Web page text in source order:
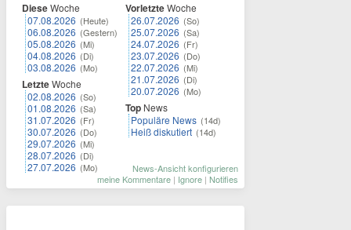
DieseWoche
07.08.2026 (Heute)
06.08.2026 (Gestern)
05.08.2026 (Mi)
04.08.2026 (Di)
03.08.2026 (Mo)
LetzteWoche
02.08.2026 (So)
01.08.2026 (Sa)
31.07.2026 (Fr)
30.07.2026 (Do)
29.07.2026 (Mi)
28.07.2026 (Di)
27.07.2026 (Mo)
VorletzteWoche
26.07.2026 (So)
25.07.2026 (Sa)
24.07.2026 (Fr)
23.07.2026 (Do)
22.07.2026 (Mi)
21.07.2026 (Di)
20.07.2026 (Mo)
Top News
Populäre News (14d)
Heiß diskutiert (14d)
News-Ansicht konfigurieren
meine Kommentare | Ignore | Notifies